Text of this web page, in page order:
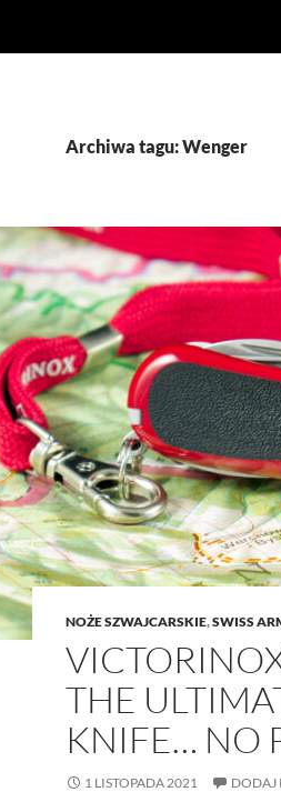
Archiwa tagu: Wenger
NOŻE SZWAJCARSKIE,SWISS
THE
KNIFE… NO
1 LISTOPADA 2021 DODAJ